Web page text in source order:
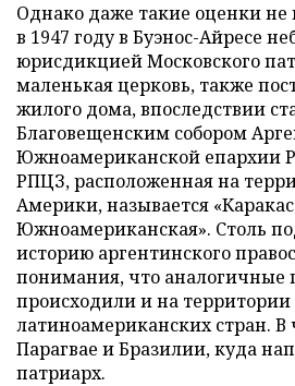
Однако даже такие оценки
в 1947 году в Буэнос-Айресе
юрисдикцией Московского
маленькая церковь, также
жилого дома, впоследствии
Благовещенским собором
Южноамериканской епархии
РПЦЗ, расположенная на
Америки, называется
Южноамериканская». Столь
историю аргентинского
понимания, что аналогичные
происходили и на территории
латиноамериканских стран. В
Парагвае и Бразилии, куда
патриарх.